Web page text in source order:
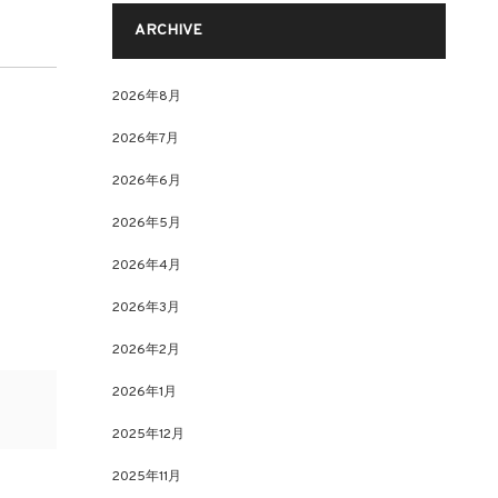
ARCHIVE
2026年8月
2026年7月
2026年6月
2026年5月
2026年4月
2026年3月
2026年2月
2026年1月
2025年12月
2025年11月